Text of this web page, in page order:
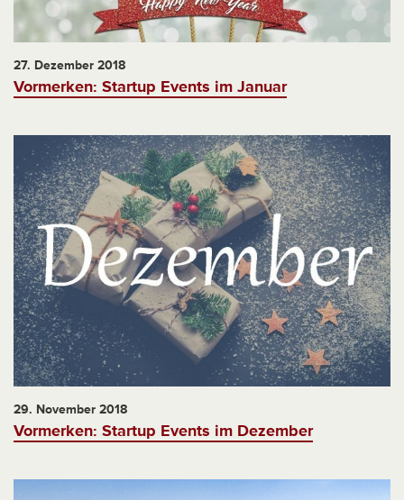
27. Dezember 2018
Vormerken: Startup Events im Januar
29. November 2018
Vormerken: Startup Events im Dezember